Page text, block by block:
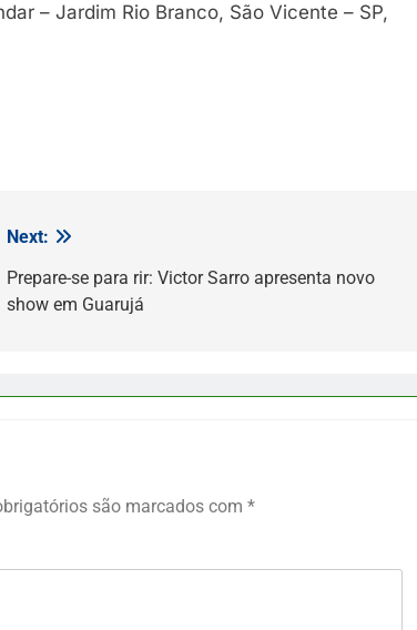
– Jardim Rio Branco, São Vicente – SP,
Next:
Prepare-se para rir: Victor Sarro apresenta novo
show em Guarujá
são marcados com *